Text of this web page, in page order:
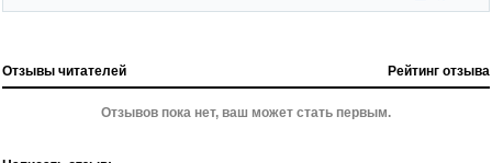
Отзывы читателей Рейтинг отзыва
Отзывов пока нет, ваш может стать первым.